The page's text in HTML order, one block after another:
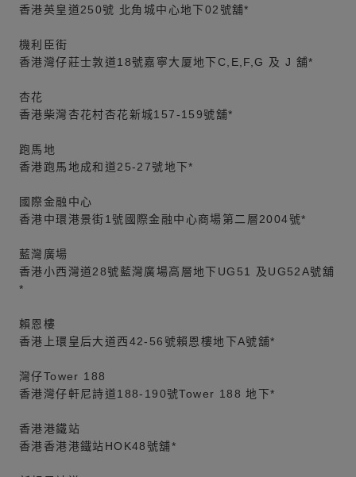
香港英皇道250號 北角城中心地下02號舖*
機利臣街
香港灣仔莊士敦道18號嘉寧大厦地下C,E,F,G 及 J 舖*
杏花
香港柴灣杏花村杏花新城157-159號舖*
跑馬地
香港跑馬地成和道25-27號地下*
國際金融中心
香港中環港景街1號國際金融中心商場第二層2004號*
藍灣廣場
香港小西灣道28號藍灣廣場高層地下UG51 及UG52A號舖
*
賴恩樓
香港上環皇后大道西42-56號賴恩樓地下A號舖*
灣仔Tower 188
香港灣仔軒尼詩道188-190號Tower 188 地下*
香港港鐵站
香港香港港鐵站HOK48號舖*